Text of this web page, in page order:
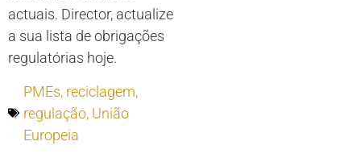
actuais. Director, actualize
a sua lista de obrigações
regulatórias hoje.
PMEs, reciclagem,
regulação, União
Europeia